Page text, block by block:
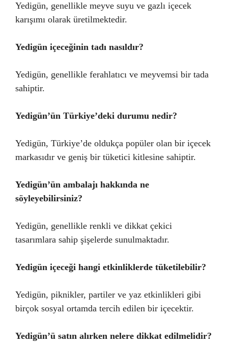
Yedigün, genellikle meyve suyu ve gazlı içecek
karışımı olarak üretilmektedir.
Yedigün içeceğinin tadı nasıldır?
Yedigün, genellikle ferahlatıcı ve meyvemsi bir tada
sahiptir.
Yedigün’ün Türkiye’deki durumu nedir?
Yedigün, Türkiye’de oldukça popüler olan bir içecek
markasıdır ve geniş bir tüketici kitlesine sahiptir.
Yedigün’ün ambalajı hakkında ne
söyleyebilirsiniz?
Yedigün, genellikle renkli ve dikkat çekici
tasarımlara sahip şişelerde sunulmaktadır.
Yedigün içeceği hangi etkinliklerde tüketilebilir?
Yedigün, piknikler, partiler ve yaz etkinlikleri gibi
birçok sosyal ortamda tercih edilen bir içecektir.
Yedigün’ü satın alırken nelere dikkat edilmelidir?